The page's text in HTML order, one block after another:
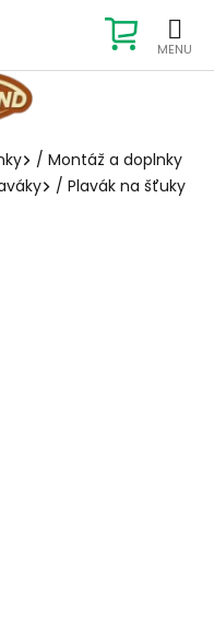
KOŠÍK
/ Montáž a doplnky
/ Plavák na šťuky